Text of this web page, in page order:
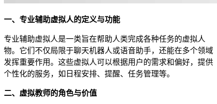
一、专业辅助虚拟人的定义与功能
专业辅助虚拟人是一类旨在帮助人类完成各种任务的虚拟人
物。它们不仅局限于聊天机器人或语音助手，还能在多个领域
发挥重要作用。这些虚拟人可以根据用户的需求和偏好，提供
个性化的服务，如日程安排、提醒、任务管理等。
二、虚拟教师的角色与价值